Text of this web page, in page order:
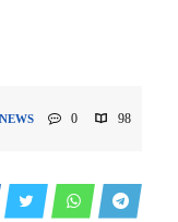
NEWS 0 98